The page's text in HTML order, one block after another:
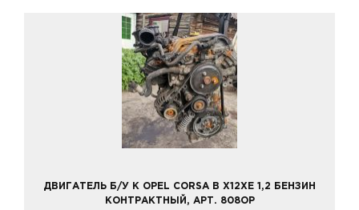
ДВИГАТЕЛЬ Б/У К OPEL CORSA B X12XE 1,2 БЕНЗИН
КОНТРАКТНЫЙ, АРТ. 808OP